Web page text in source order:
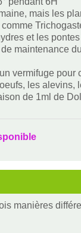
mais les
et les
maintenance
vermifuge
les
de 1ml de
manières